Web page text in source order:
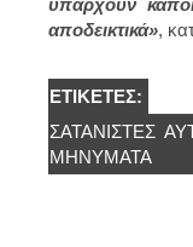
αποδεικτικά»,
ΕΤΙΚΈΤΕΣ:
ΣΑΤΑΝΙΣΤΕΣ
ΜΗΝΎΜΑΤΑ